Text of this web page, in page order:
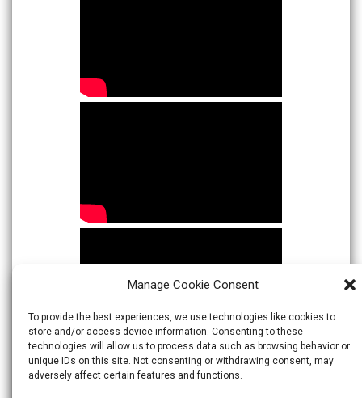
Manage Cookie Consent
To provide the best experiences, we use technologies like cookies to
store and/or access device information. Consenting to these
technologies will allow us to process data such as browsing behavior or
unique IDs on this site. Not consenting or withdrawing consent, may
adversely affect certain features and functions.